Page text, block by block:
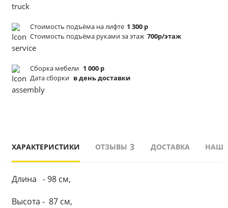
Стоимость подъёма на лифте 1 300 р
Стоимость подъёма руками за этаж 700р/этаж
Сборка мебели 1 000 р
Дата сборки в день доставки
ХАРАКТЕРИСТИКИ ОТЗЫВЫ 3 ДОСТАВКА
Длина   - 98 см,
Высота -  87 см,